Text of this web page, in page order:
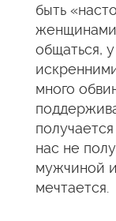
быть
общаться,
много
нас не
мужчиной
мечтается.